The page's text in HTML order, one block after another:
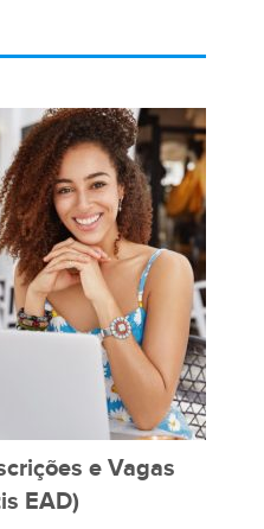
e Vagas
EAD)